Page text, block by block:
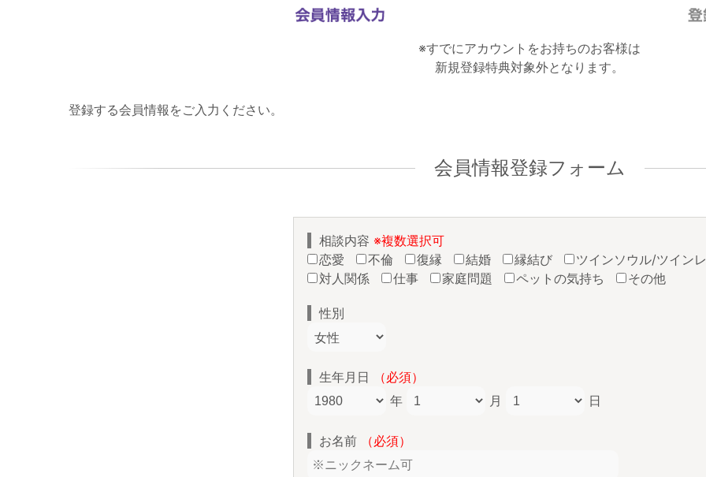
※すでにアカウントをお持ちのお客様は
新規登録特典対象外となります。
登録する会員情報をご入力ください。
会員情報登録フォーム
相談内容 ※複数選択可
恋愛
不倫 復縁 結婚 縁結び
ツインソウル/ツイン
対人関係
仕事 家庭問題 ペットの気持ち その他
性別
生年月日
（必須）
年
月 日
お名前 （必須）